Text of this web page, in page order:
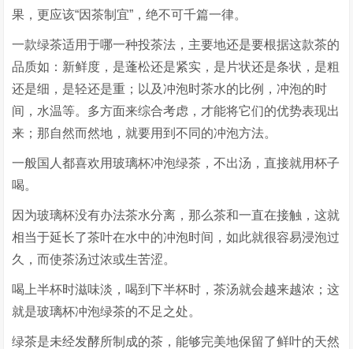
果，更应该“因茶制宜”，绝不可千篇一律。
一款绿茶适用于哪一种投茶法，主要地还是要根据这款茶的
品质如：新鲜度，是蓬松还是紧实，是片状还是条状，是粗
还是细，是轻还是重；以及冲泡时茶水的比例，冲泡的时
间，水温等。多方面来综合考虑，才能将它们的优势表现出
来；那自然而然地，就要用到不同的冲泡方法。
一般国人都喜欢用玻璃杯冲泡绿茶，不出汤，直接就用杯子
喝。
因为玻璃杯没有办法茶水分离，那么茶和一直在接触，这就
相当于延长了茶叶在水中的冲泡时间，如此就很容易浸泡过
久，而使茶汤过浓或生苦涩。
喝上半杯时滋味淡，喝到下半杯时，茶汤就会越来越浓；这
就是玻璃杯冲泡绿茶的不足之处。
绿茶是未经发酵所制成的茶，能够完美地保留了鲜叶的天然